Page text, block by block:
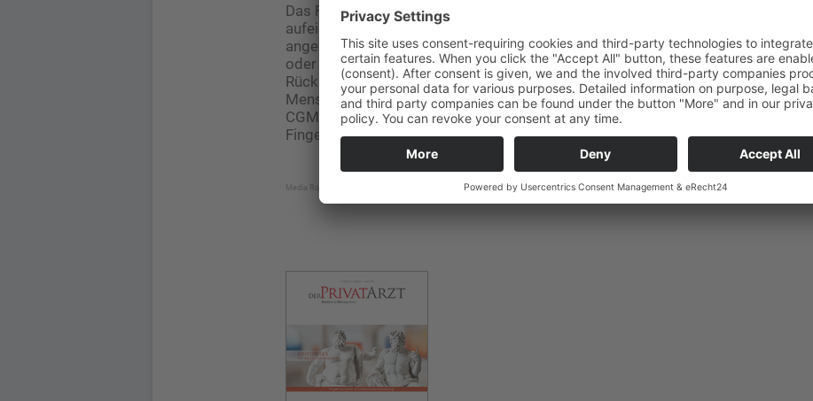
Das FreeStyle Libre 3-System verfügt über den kleinsten Sensor der Welt
aufeinanderliegende 5-Cent-Münzen) mit exzellenter Messgenauigkeit. Am
angebracht, misst er kontinuierlich die ­Zuckerwerte und sendet sie minütlich
oder Lesegerät. Der Sensor wird alle 14 Tage mit einem einteiligen Applikator
Rückseite des Oberarms angebracht. Diese kontinuierliche Glucosemessung
Menschen mit T1D optimal, sondern auch für diejenigen mit T2D. Als
CGM gelten die Warnung vor bedrohlichen Ereignissen (77 %), der Wegfall
Fingerstichmessungen (76 %) und eine bessere Verlaufskontrolle (71 %).
Media Roundtable „Zwischen Versorgungsdruck und Digitalisierung: Was Ärzt:innen zur Zukunft der Diabetesversorgung sagen“ (Veranstalter: Abbott